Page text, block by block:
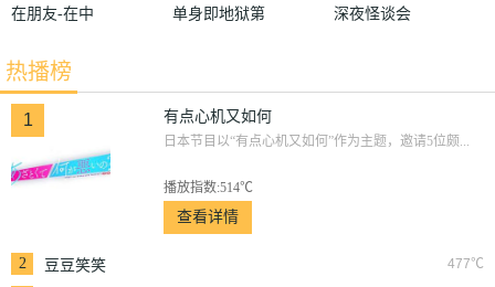
在朋友-在中
单身即地狱第
深夜怪谈会
热播榜
1 有点心机又如何
日本节目以“有点心机又如何”作为主题，邀请5位颇...
播放指数:514℃
查看详情
2 477℃
豆豆笑笑